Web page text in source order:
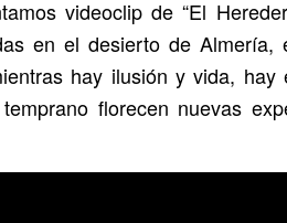
videoclip de “El
en el desierto de Almería,
hay ilusión y vida, hay
florecen nuevas